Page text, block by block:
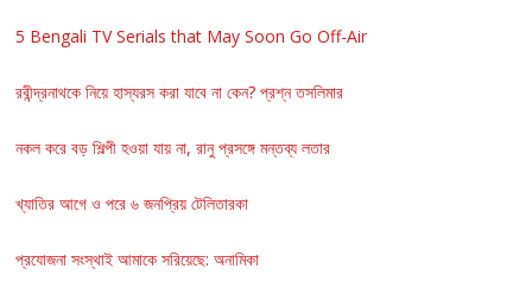
5 Bengali TV Serials that May Soon Go Off-Air
রবীন্দ্রনাথকে নিয়ে হাস্যরস করা যাবে না কেন? প্রশ্ন তসলিমার
নকল করে বড় শিল্পী হওয়া যায় না, রানু প্রসঙ্গে মন্তব্য লতার
খ্যাতির আগে ও পরে ৬ জনপ্রিয় টেলিতারকা
প্রযোজনা সংস্থাই আমাকে সরিয়েছে: অনামিকা